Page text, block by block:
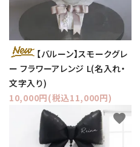
【バルーン】スモークグレ
ー フラワーアレンジ L(名入れ・
文字入り)
10,000円(税込11,000円)
favorite